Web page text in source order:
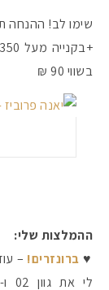
שימו לב! ההנחה
בשווי 90 ₪
ההמלצות שלי:
♥ ברונזרים! –